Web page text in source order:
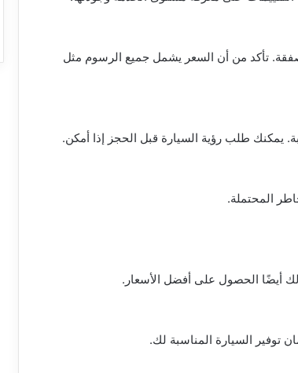
تأكد من أن السعر يشمل جميع الرسوم مثل
يمكنك طلب رؤية السيارة قبل الحجز إذا أمكن.
المحتملة.
أيضًا الحصول على أفضل الأسعار.
توفير السيارة المناسبة لك.